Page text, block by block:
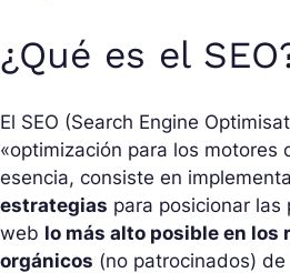
¿Qué es el
El SEO (Search Engine
«optimización para los motores
esencia, consiste en
estrategias para posicionar
web lo más alto posible en los
orgánicos (no patrocinados)